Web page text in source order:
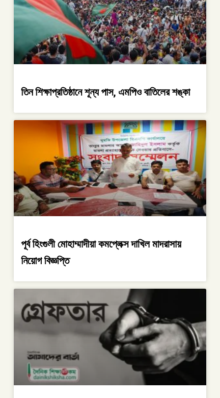
তিন শিক্ষাপ্রতিষ্ঠানে শূন্য পাস, এমপিও বাতিলের শঙ্কা
পূর্ব হিংগুলী মোহাম্মাদীয়া কমপ্লেক্স দাখিল মাদরাসায়
নিয়োগ বিজ্ঞপ্তি